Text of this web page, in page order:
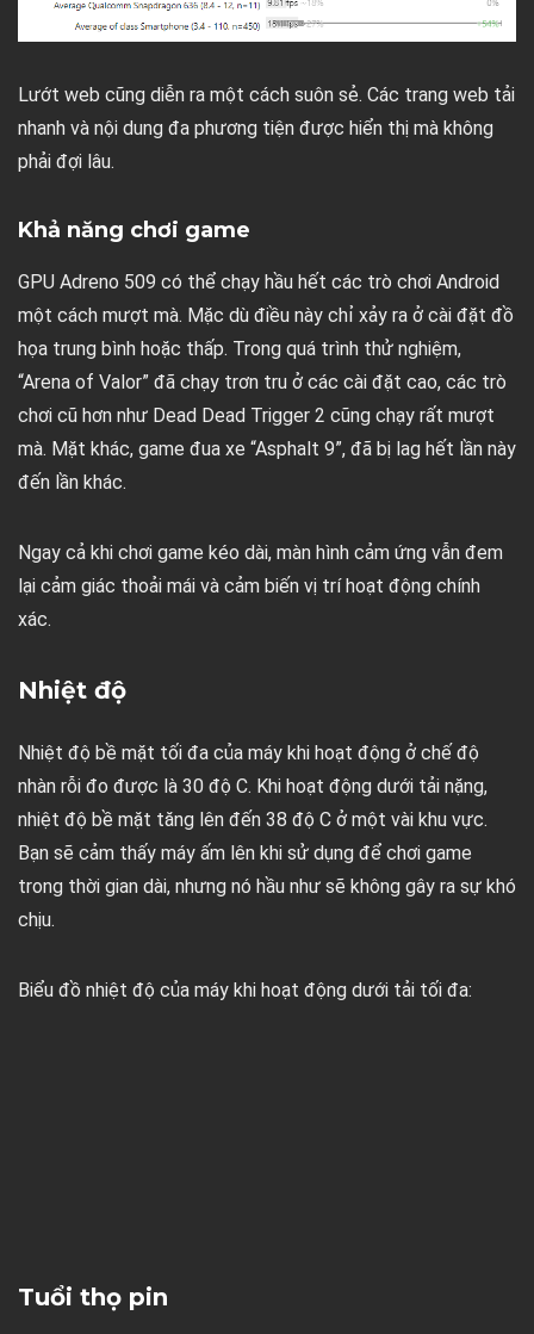
Lướt web cũng diễn ra một cách suôn sẻ. Các trang web tải
nhanh và nội dung đa phương tiện được hiển thị mà không
phải đợi lâu.
Khả năng chơi game
GPU Adreno 509 có thể chạy hầu hết các trò chơi Android
một cách mượt mà. Mặc dù điều này chỉ xảy ra ở cài đặt đồ
họa trung bình hoặc thấp. Trong quá trình thử nghiệm,
“Arena of Valor” đã chạy trơn tru ở các cài đặt cao, các trò
chơi cũ hơn như Dead Dead Trigger 2 cũng chạy rất mượt
mà. Mặt khác, game đua xe “Asphalt 9”, đã bị lag hết lần này
đến lần khác.
Ngay cả khi chơi game kéo dài, màn hình cảm ứng vẫn đem
lại cảm giác thoải mái và cảm biến vị trí hoạt động chính
xác.
Nhiệt độ
Nhiệt độ bề mặt tối đa của máy khi hoạt động ở chế độ
nhàn rỗi đo được là 30 độ C. Khi hoạt động dưới tải nặng,
nhiệt độ bề mặt tăng lên đến 38 độ C ở một vài khu vực.
Bạn sẽ cảm thấy máy ấm lên khi sử dụng để chơi game
trong thời gian dài, nhưng nó hầu như sẽ không gây ra sự khó
chịu.
Biểu đồ nhiệt độ của máy khi hoạt động dưới tải tối đa:
Tuổi thọ pin